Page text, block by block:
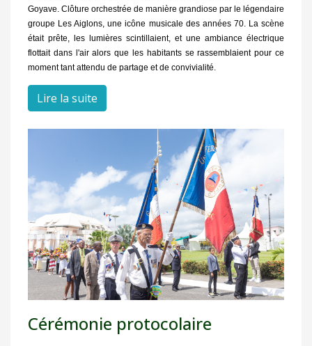
Goyave. Clôture orchestrée de manière grandiose par le légendaire
groupe Les Aiglons, une icône musicale des années 70. La scène
était prête, les lumières scintillaient, et une ambiance électrique
flottait dans l'air alors que les habitants se rassemblaient pour ce
moment tant attendu de partage et de convivialité.
Lire la suite
Cérémonie protocolaire